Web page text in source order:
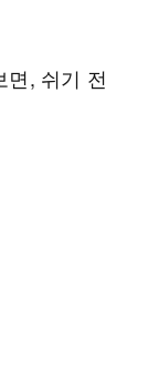
면, 쉬기 전